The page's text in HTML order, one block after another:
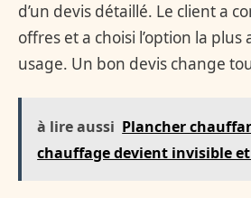
d’un devis détaillé. Le client a
offres et a choisi l’option la plus
usage. Un bon devis change
à lire aussi Plancher
chauffage devient invisible